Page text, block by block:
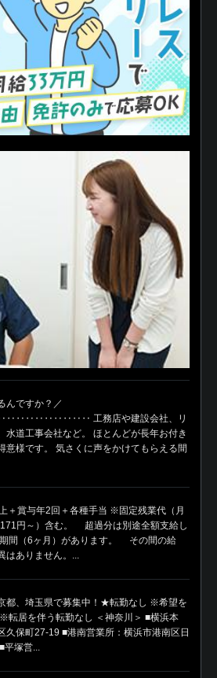
んですか？／
工務店や建設会社、リ
水道工事会社など。 ほとんどが長年お付き
意様です。 気さくに声をかけてもらえる間
＋賞与年2回＋各種手当 ※固定残業代（月
円～）含む。 超過分は別途全額支給し
間（6ヶ月）があります。 その間の給
はありません。...
都、埼玉県で募集中！★転勤なし ※希望を
転居を伴う転勤なし ＜神奈川＞ ■横浜本
久保町27-19 ■港南営業所：横浜市港南区日
平塚営...